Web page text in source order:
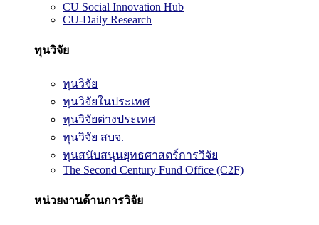
CU Social Innovation Hub
CU-Daily Research
ทุนวิจัย
ทุนวิจัย
ทุนวิจัยในประเทศ
ทุนวิจัยต่างประเทศ
ทุนวิจัย สบจ.
ทุนสนับสนุนยุทธศาสตร์การวิจัย
The Second Century Fund Office (C2F)
หน่วยงานด้านการวิจัย